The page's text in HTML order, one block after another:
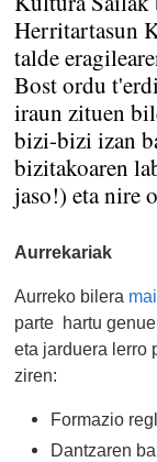
Herritartasun
talde
Bost ordu
iraun zituen
bizi-bizi izan
bizitakoaren
jaso!) eta nire
Aurrekariak
Aurreko bilera
parte hartu
eta jarduera lerro
ziren:
Formazio
Dantzaren